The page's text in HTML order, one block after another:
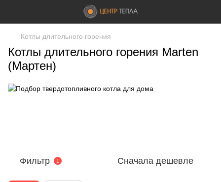
Котлы длительного горения
Котлы длительного горения Marten
(Мартен)
Фильтр 1 Сначала дешевле